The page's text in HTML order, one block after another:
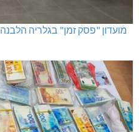
מועדון "פסק זמן" בגלריה הלבנה